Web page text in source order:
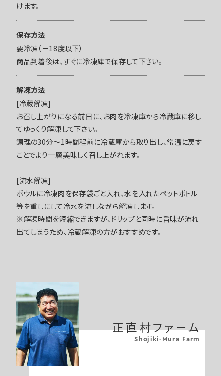
けます。
保存方法
要冷凍（－18度以下）
商品到着後は、すぐに冷凍庫で保存して下さい。
解凍方法
[冷蔵解凍]
お召し上がりになる前日に、お肉を冷凍庫から冷蔵庫に移し
てゆっくり解凍して下さい。
調理の30分～1時間程前に冷蔵庫から取り出し、常温に戻す
ことでより一層美味しく召し上がれます。
[流水解凍]
ボウルに冷凍肉を保存袋ごと入れ、水を入れたペットボトル
等を重しにして冷水を流しながら解凍します。
※解凍時間を短縮できますが、ドリップと同時に旨味が流れ
出てしまうため、冷蔵解凍の方がおすすめです。
Shojiki-Mura Farm
正直村ファーム